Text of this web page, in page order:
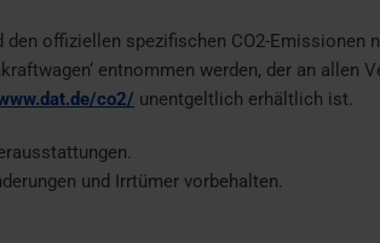
offiziellen spezifischen CO2-Emissionen
entnommen werden, der an
co2/ unentgeltlich erhältlich ist.
und Irrtümer vorbehalten.